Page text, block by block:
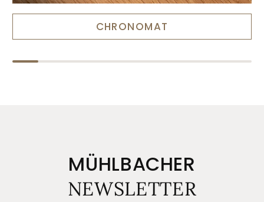
CHRONOMAT
MÜHLBACHER
NEWSLETTER